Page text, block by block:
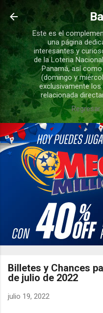
Ir al
Este es el
una página
interesantes y
de la Loteria
Panamá, así
(domingo y
exclusivamente
relacionada
Regresar
Billetes y Chances
de julio de 2022
julio 19, 2022